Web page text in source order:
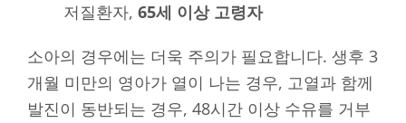
저질환자, 65세 이상 고령자
소아의 경우에는 더욱 주의가 필요합니다. 생후 3
개월 미만의 영아가 열이 나는 경우, 고열과 함께
발진이 동반되는 경우, 48시간 이상 수유를 거부